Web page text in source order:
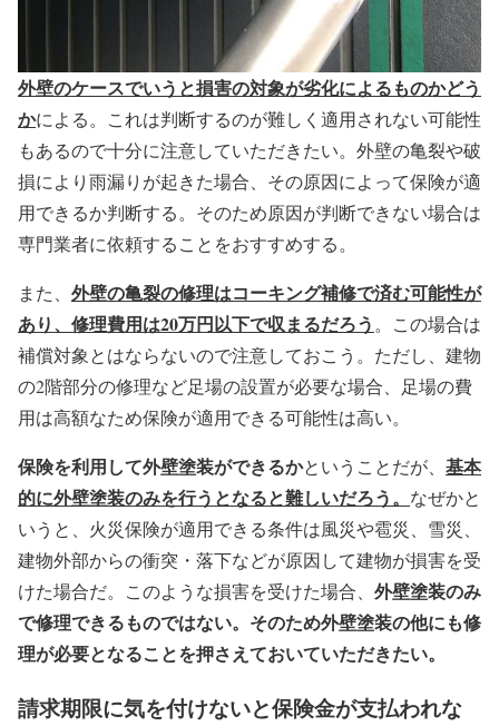
外壁のケースでいうと損害の対象が劣化によるものかどう
かによる。これは判断するのが難しく適用されない可能性
もあるので十分に注意していただきたい。外壁の亀裂や破
損により雨漏りが起きた場合、その原因によって保険が適
用できるか判断する。そのため原因が判断できない場合は
専門業者に依頼することをおすすめする。
また、 外壁の亀裂の修理はコーキング補修で済む可能性が
あり、修理費用は20万円以下で収まるだろう。この場合は
補償対象とはならないので注意しておこう。ただし、建物
の2階部分の修理など足場の設置が必要な場合、足場の費
用は高額なため保険が適用できる可能性は高い。
保険を利用して外壁塗装ができるかということだが、 基本
的に外壁塗装のみを行うとなると難しいだろう。 なぜかと
いうと、火災保険が適用できる条件は風災や雹災、雪災、
建物外部からの衝突・落下などが原因して建物が損害を受
けた場合だ。このような損害を受けた場合、 外壁塗装のみ
で修理できるものではない。そのため外壁塗装の他にも修
理が必要となることを押さえておいていただきたい。
請求期限に気を付けないと保険金が支払われな